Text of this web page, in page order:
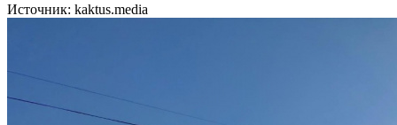
Источник: kaktus.media